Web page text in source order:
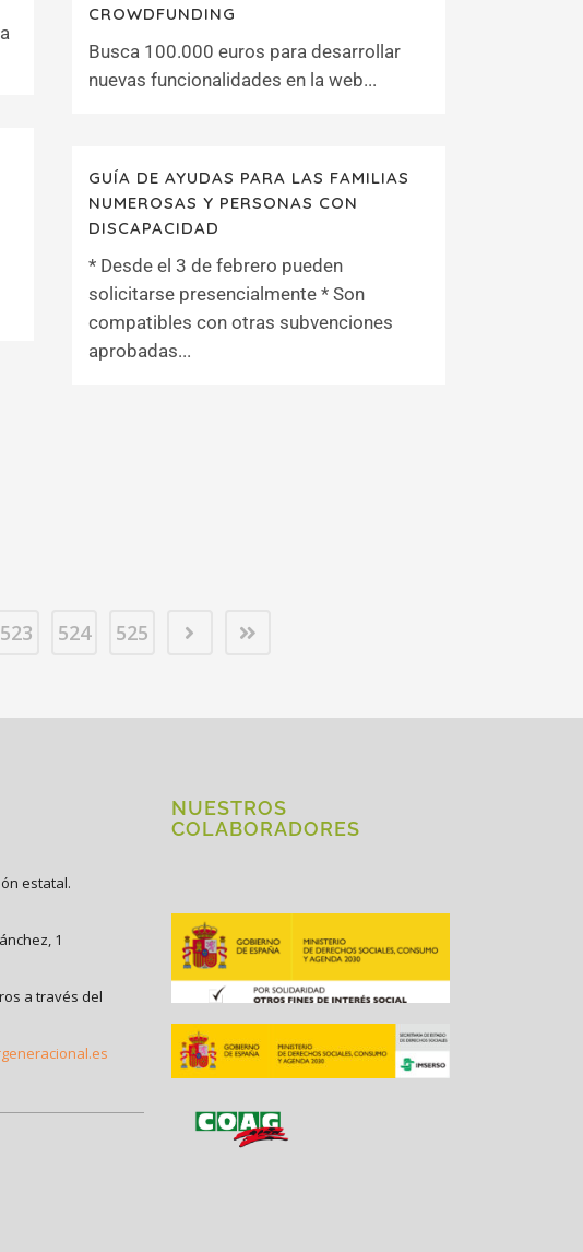
CROWDFUNDING
Busca 100.000 euros para desarrollar
nuevas funcionalidades en la web...
GUÍA DE AYUDAS PARA LAS FAMILIAS
NUMEROSAS Y PERSONAS CON
DISCAPACIDAD
* Desde el 3 de febrero pueden
solicitarse presencialmente * Son
compatibles con otras subvenciones
aprobadas...
523 524 525
estatal.
1
a través del
NUESTROS
COLABORADORES